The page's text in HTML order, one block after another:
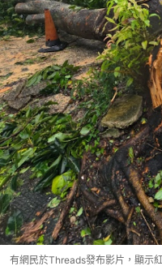
有網民於Threads發布影片，顯示